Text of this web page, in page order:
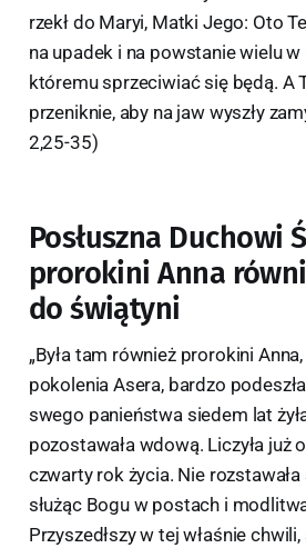
rzekł do Maryi, Matki Jego: Oto
na upadek i na powstanie wielu w
któremu sprzeciwiać się będą. A
przeniknie, aby na jaw wyszły
2,25-35)
Posłuszna Duchowi
prorokini Anna
do świątyni
„Była tam również prorokini
pokolenia Asera, bardzo
swego panieństwa siedem lat
pozostawała wdową. Liczyła już
czwarty rok życia. Nie
służąc Bogu w postach i
Przyszedłszy w tej właśnie chwili,